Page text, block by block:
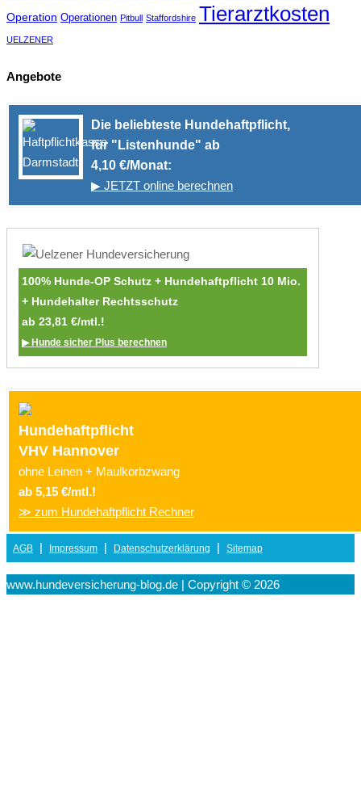
Operation Operationen Pitbull Staffordshire Tierarztkosten
UELZENER
Angebote
Die beliebteste Hundehaftpflicht,
für "Listenhunde" ab
4,10 €/Monat:
▶ JETZT online berechnen
100% Hunde-OP Schutz + Hundehaftpflicht 10 Mio.
+ Hundehalter Rechtsschutz
ab 23,81 €/mtl.!
▶ Hunde sicher Plus berechnen
Hundehaftpflicht
VHV Hannover
ohne Leinen + Maulkorbzwang
ab 5,15 €/mtl.!
≫ zum Hundehaftpflicht Rechner
AGB | Impressum | Datenschutzerklärung | Sitemap
www.hundeversicherung-blog.de | Copyright © 2026